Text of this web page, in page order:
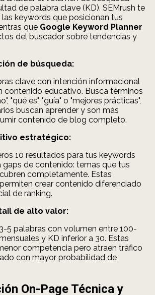
de palabra clave (KD). SEMrush te
keywords que posicionan tus
que Google Keyword Planner
del buscador sobre tendencias y
de búsqueda:
clave con intención informacional
contenido educativo. Busca términos
"qué es", "guía" o "mejores prácticas",
buscan aprender y son más
contenido de blog completo.
estratégico:
10 resultados para tus keywords
gaps de contenido: temas que tus
completamente. Estas
crear contenido diferenciado
de ranking.
de alto valor:
5 palabras con volumen entre 100-
y KD inferior a 30. Estas
competencia pero atraen tráfico
con mayor probabilidad de
On-Page Técnica y